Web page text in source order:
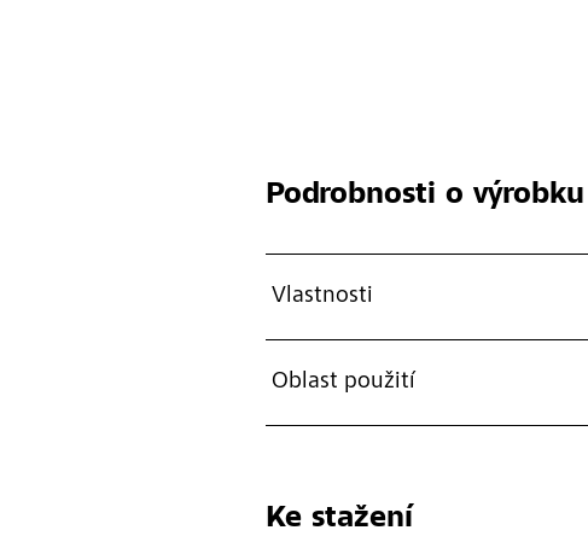
Podrobnosti o výrobku
Vlastnosti
Oblast použití
Ke stažení